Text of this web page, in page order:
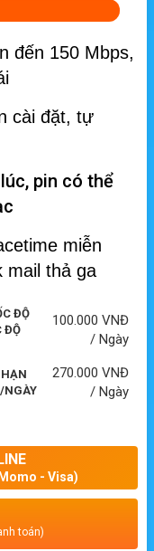
đến 150 Mbps,
cài đặt, tự
pin có thể
miễn
mail thả ga
ĐỘ
ĐỘ
100.000 VNĐ
/ Ngày
NGÀY
270.000 VNĐ
/ Ngày
- Visa)
toán)